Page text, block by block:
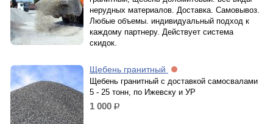
нерудных материалов. Доставка. Самовывоз.
Любые объемы. индивидуальный подход к
каждому партнеру. Действует система
скидок.
Щебень гранитный
Щебень гранитный с доставкой самосвалами
5 - 25 тонн, по Ижевску и УР
1 000 р.